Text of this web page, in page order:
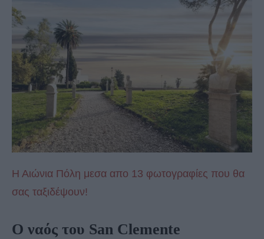
Η Αιώνια Πόλη μεσα απο 13 φωτογραφίες που θα
σας ταξιδέψουν!
Ο ναός του San Clemente